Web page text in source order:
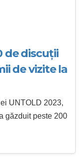
de discuții
de vizite la
de
UNTOLD 2023,
găzduit peste 200